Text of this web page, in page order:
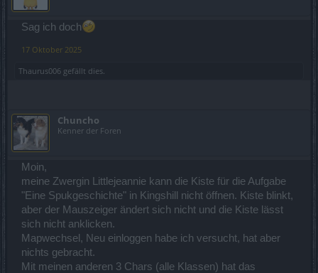
Sag ich doch
17 Oktober 2025
Thaurus006 gefällt dies.
Chuncho
Kenner der Foren
Moin,
meine Zwergin Littlejeannie kann die Kiste für die Aufgabe
"Eine Spukgeschichte" in Kingshill nicht öffnen. Kiste blinkt,
aber der Mauszeiger ändert sich nicht und die Kiste lässt
sich nicht anklicken.
Mapwechsel, Neu einloggen habe ich versucht, hat aber
nichts gebracht.
Mit meinen anderen 3 Chars (alle Klassen) hat das